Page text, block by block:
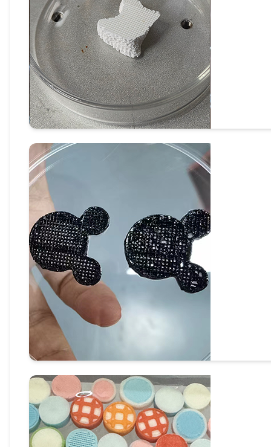
羟基磷灰石3D打印（陶瓷3D打印）
食品3D打印（蛋白质高内向乳液）